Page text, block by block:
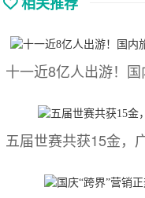
十一近8亿人出游！
五届世赛共获15金，